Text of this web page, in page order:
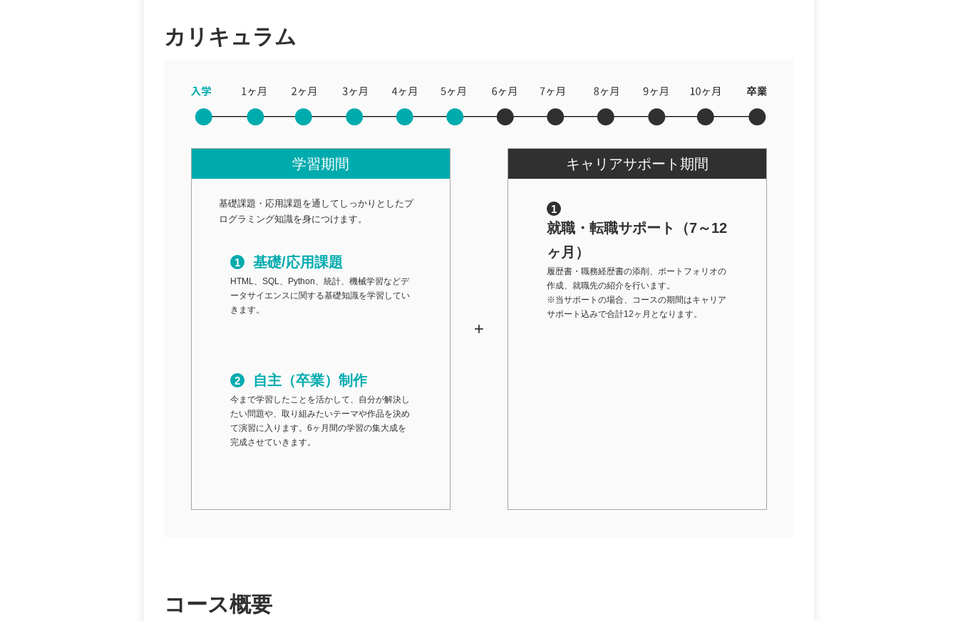
カリキュラム
学習期間
基礎課題・応用課題を通してしっかりとしたプ
ログラミング知識を身につけます。
基礎/応用課題
HTML、SQL、Python、統計、機械学習などデ
ータサイエンスに関する基礎知識を学習してい
きます。
自主（卒業）制作
今まで学習したことを活かして、自分が解決し
たい問題や、取り組みたいテーマや作品を決め
て演習に入ります。6ヶ月間の学習の集大成を
完成させていきます。
キャリアサポート期間
就職・転職サポート（7～12
ヶ月）
履歴書・職務経歴書の添削、ポートフォリオの
作成、就職先の紹介を行います。
※当サポートの場合、コースの期間はキャリア
サポート込みで合計12ヶ月となります。
コース概要